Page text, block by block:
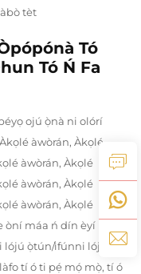
tèt
Tó
Tó Ń Fa
ojú ọ̀nà ni olórí
àwòrán, Àkọlé
àwòrán, Àkọlé
àwòrán, Àkọlé
àwòrán, Àkọlé
máa ń dín èyí kù
lójú ọ̀tún/ìfúnni lójú òsì)
tí ó ti pẹ́ mọ́ mọ̀, tí ó